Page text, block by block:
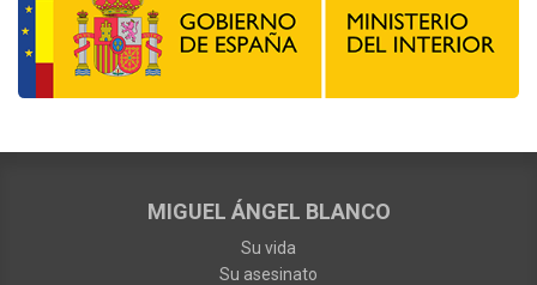
MIGUEL ÁNGEL BLANCO
Su vida
Su asesinato